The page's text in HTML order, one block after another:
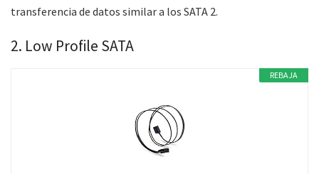
transferencia de datos similar a los SATA 2.
2. Low Profile SATA
REBAJA